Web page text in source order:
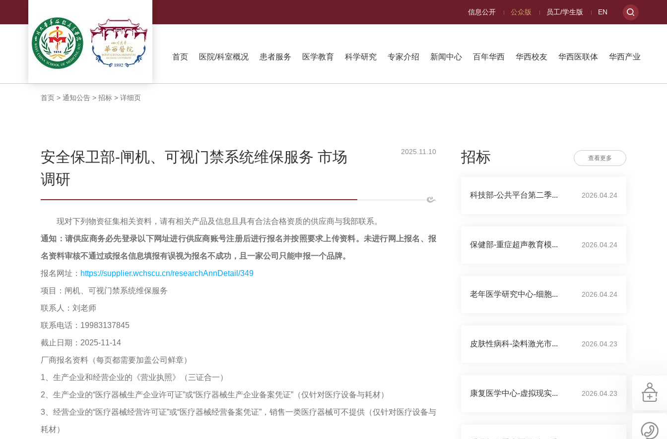
信息公开 公众版 员工/学生版 EN
首页 医院/科室概况 患者服务 医学教育 科学研究 专家介绍 新闻中心 百年华西 华西校友 华西医联体 华西产业
首页 > 通知公告 > 招标 > 详细页
安全保卫部-闸机、可视门禁系统维保服务 市场
调研
2025.11.10
现对下列物资征集相关资料，请有相关产品及信息且具有合法合格资质的供应商与我部联系。
通知：请供应商务必先登录以下网址进行供应商账号注册后进行报名并按照要求上传资料。未进行网上报名、报
名资料审核不通过或报名信息填报有误视为报名不成功，且一家公司只能申报一个品牌。
报名网址： https://supplier.wchscu.cn/researchAnnDetail/349
项目：闸机、可视门禁系统维保服务
联系人：刘老师
联系电话：19983137845
截止日期：2025-11-14
厂商报名资料（每页都需要加盖公司鲜章）
1、生产企业和经营企业的《营业执照》（三证合一）
2、生产企业的“医疗器械生产企业许可证”或“医疗器械生产企业备案凭证”（仅针对医疗设备与耗材）
3、经营企业的“医疗器械经营许可证”或“医疗器械经营备案凭证”，销售一类医疗器械可不提供（仅针对医疗设备与
耗材）
招标 查看更多
科技部-公共平台第二季... 2026.04.24
保健部-重症超声教育模... 2026.04.24
老年医学研究中心-细胞... 2026.04.24
皮肤性病科-染料激光市... 2026.04.23
康复医学中心-虚拟现实... 2026.04.23